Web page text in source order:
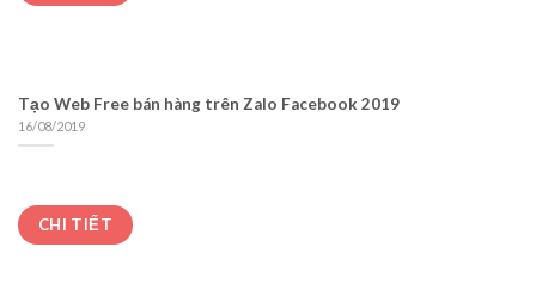
Tạo Web Free bán hàng trên Zalo Facebook 2019
16/08/2019
CHI TIẾT